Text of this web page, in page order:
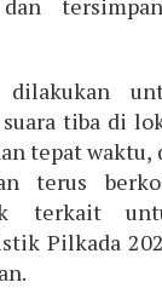
dilakukan
tiba di
tepat waktu,
terus
terkait
Pilkada